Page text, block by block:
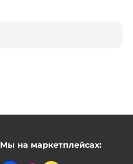
Мы на маркетплейсах: